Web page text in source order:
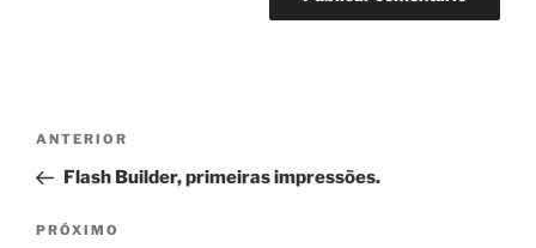
Navegação
Post
Post
anterior
ANTERIOR
Flash Builder, primeiras impressões.
Próximo
PRÓXIMO